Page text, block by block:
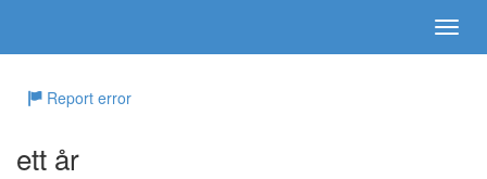
Report error
ett år